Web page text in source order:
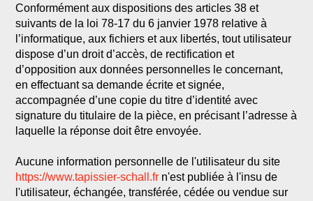
Conformément aux dispositions des articles 38 et
suivants de la loi 78-17 du 6 janvier 1978 relative à
l’informatique, aux fichiers et aux libertés, tout utilisateur
dispose d’un droit d’accès, de rectification et
d’opposition aux données personnelles le concernant,
en effectuant sa demande écrite et signée,
accompagnée d’une copie du titre d’identité avec
signature du titulaire de la pièce, en précisant l’adresse à
laquelle la réponse doit être envoyée.
Aucune information personnelle de l'utilisateur du site
https://www.tapissier-schall.fr n'est publiée à l'insu de
l'utilisateur, échangée, transférée, cédée ou vendue sur